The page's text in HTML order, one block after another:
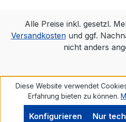
Alle Preise inkl. gesetzl.
Versandkostenund ggf.
nicht anders
Diese Website verwendet
Erfahrung bieten zu können.
Nur
Konfigurieren